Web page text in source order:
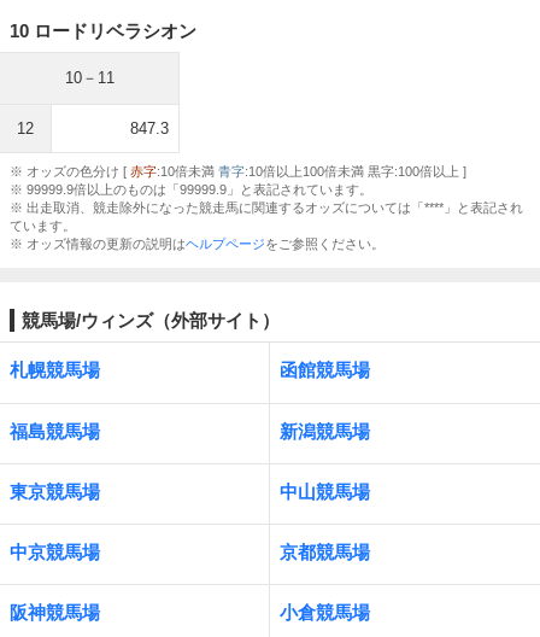
10 ロードリベラシオン
10－11
12 847.3
※ オッズの色分け [ 赤字:10倍未満 青字:10倍以上100倍未満 黒字:100倍以上 ]
※ 99999.9倍以上のものは「99999.9」と表記されています。
※ 出走取消、競走除外になった競走馬に関連するオッズについては「****」と表記され
ています。
※ オッズ情報の更新の説明はヘルプページをご参照ください。
競馬場/ウィンズ（外部サイト）
札幌競馬場 函館競馬場
福島競馬場 新潟競馬場
東京競馬場 中山競馬場
中京競馬場 京都競馬場
阪神競馬場 小倉競馬場